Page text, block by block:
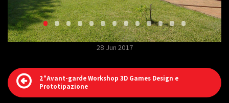
28 Jun 2017
2°Avant-garde Workshop 3D Games Design e
Prototipazione